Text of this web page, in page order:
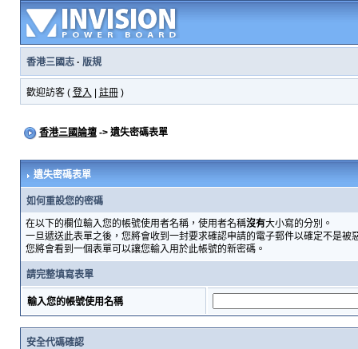
香港三國志· 版規
歡迎訪客 ( 登入 註冊)
香港三國論壇-> 遺失密碼表單
遺失密碼表單
如何重設您的密碼
在以下的欄位輸入您的帳號使用者名稱，使用者名稱沒有大小寫的分別。
一旦遞送此表單之後，您將會收到一封要求確認申請的電子郵件以確定不是
您將會看到一個表單可以讓您輸入用於此帳號的新密碼。
請完整填寫表單
輸入您的帳號使用名稱
安全代碼確認